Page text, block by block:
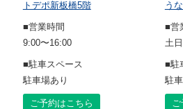
トデポ新板橋5階
■営業時間
9:00〜16:00
■駐車スペース
駐車場あり
ご予約はこちら
う
■営
土
■駐
駐